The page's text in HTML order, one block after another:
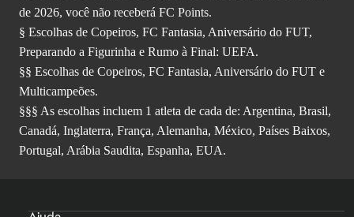
de 2026, você não receberá FC Points.
§ Escolhas de Copeiros, FC Fantasia, Aniversário do FUT,
Preparando a Figurinha e Rumo à Final: UEFA.
§§ Escolhas de Copeiros, FC Fantasia, Aniversário do FUT e
Multicampeões.
§§§ As escolhas incluem 1 atleta de cada de: Argentina, Brasil,
Canadá, Inglaterra, França, Alemanha, México, Países Baixos,
Portugal, Arábia Saudita, Espanha, EUA.